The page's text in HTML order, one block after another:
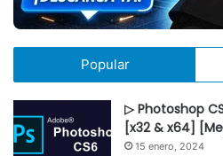
Popular
▷ Photoshop
[x32 & x64]
15 enero, 2024